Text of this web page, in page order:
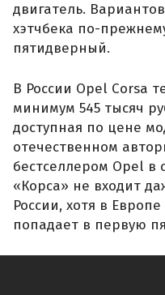
двигатель.
хэтчбека по-
пятидверный.
В России Opel Corsa
минимум 545 тысяч
доступная по цене
отечественном
бестселлером Opel в
«Корса» не входит
России, хотя в
попадает в первую